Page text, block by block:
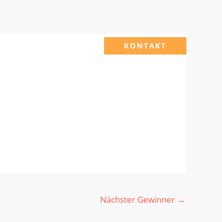
KONTAKT
Nächster Gewinner →